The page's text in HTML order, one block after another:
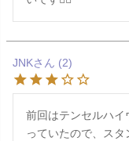
JNK 2
前回はテンセルハイ
っていたので、ス